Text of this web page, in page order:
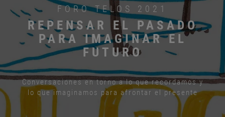
FORO TELOS 2021
REPENSAR EL PASADO
PARA IMAGINAR EL
FUTURO
Conversaciones en torno a lo que recordamos y
lo que imaginamos para afrontar el presente